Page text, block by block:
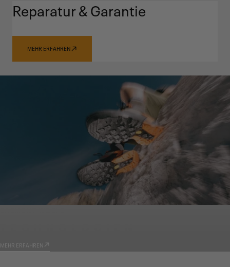
Reparatur & Garantie
MEHR ERFAHREN
MEHR ERFAHREN